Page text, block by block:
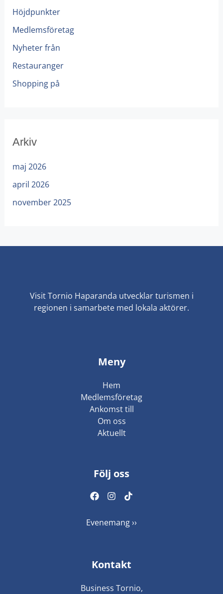
Höjdpunkter
Medlemsföretag
Nyheter från
Restauranger
Shopping på
Arkiv
maj 2026
april 2026
november 2025
Visit Tornio Haparanda utvecklar turismen i
regionen i samarbete med lokala aktörer.
Meny
Hem
Medlemsföretag
Ankomst till
Om oss
Aktuellt
Följ oss
Evenemang ››
Kontakt
Business Tornio,